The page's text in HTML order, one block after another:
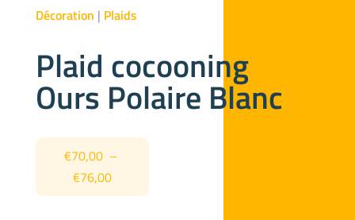
Décoration | Plaids
Plaid cocooning
Ours Polaire Blanc
€70,00 –
€76,00Plage
de